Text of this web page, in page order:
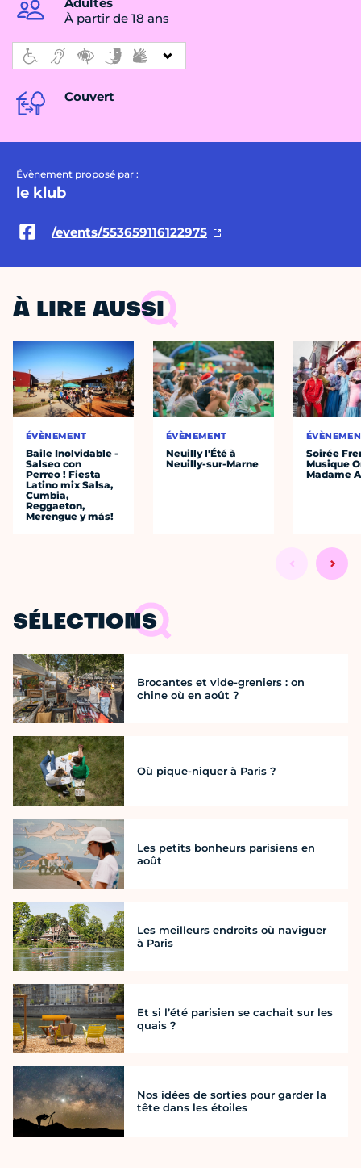
À partir de 18 ans
Couvert
Évènement proposé par :
le klub
/events/553659116122975
À LIRE AUSSI
ÉVÈNEMENT
Baile Inolvidable -
Salseo con
Perreo ! Fiesta
Latino mix Salsa,
Cumbia,
Reggaeton,
Merengue y más!
ÉVÈNEMENT
Neuilly l'Été à
Neuilly-sur-Marne
Soirée
Musique
Madame
SÉLECTIONS
Brocantes et vide-greniers : on
chine où en août ?
Où pique-niquer à Paris ?
Les petits bonheurs parisiens en
août
Les meilleurs endroits où naviguer
à Paris
Et si l’été parisien se cachait sur les
quais ?
Nos idées de sorties pour garder la
tête dans les étoiles